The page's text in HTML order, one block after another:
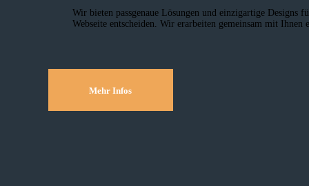
Wir bieten passgenaue Lösungen und einzig­artige
Webseite entscheiden. Wir erarbeiten gemeinsam mit
Mehr Infos